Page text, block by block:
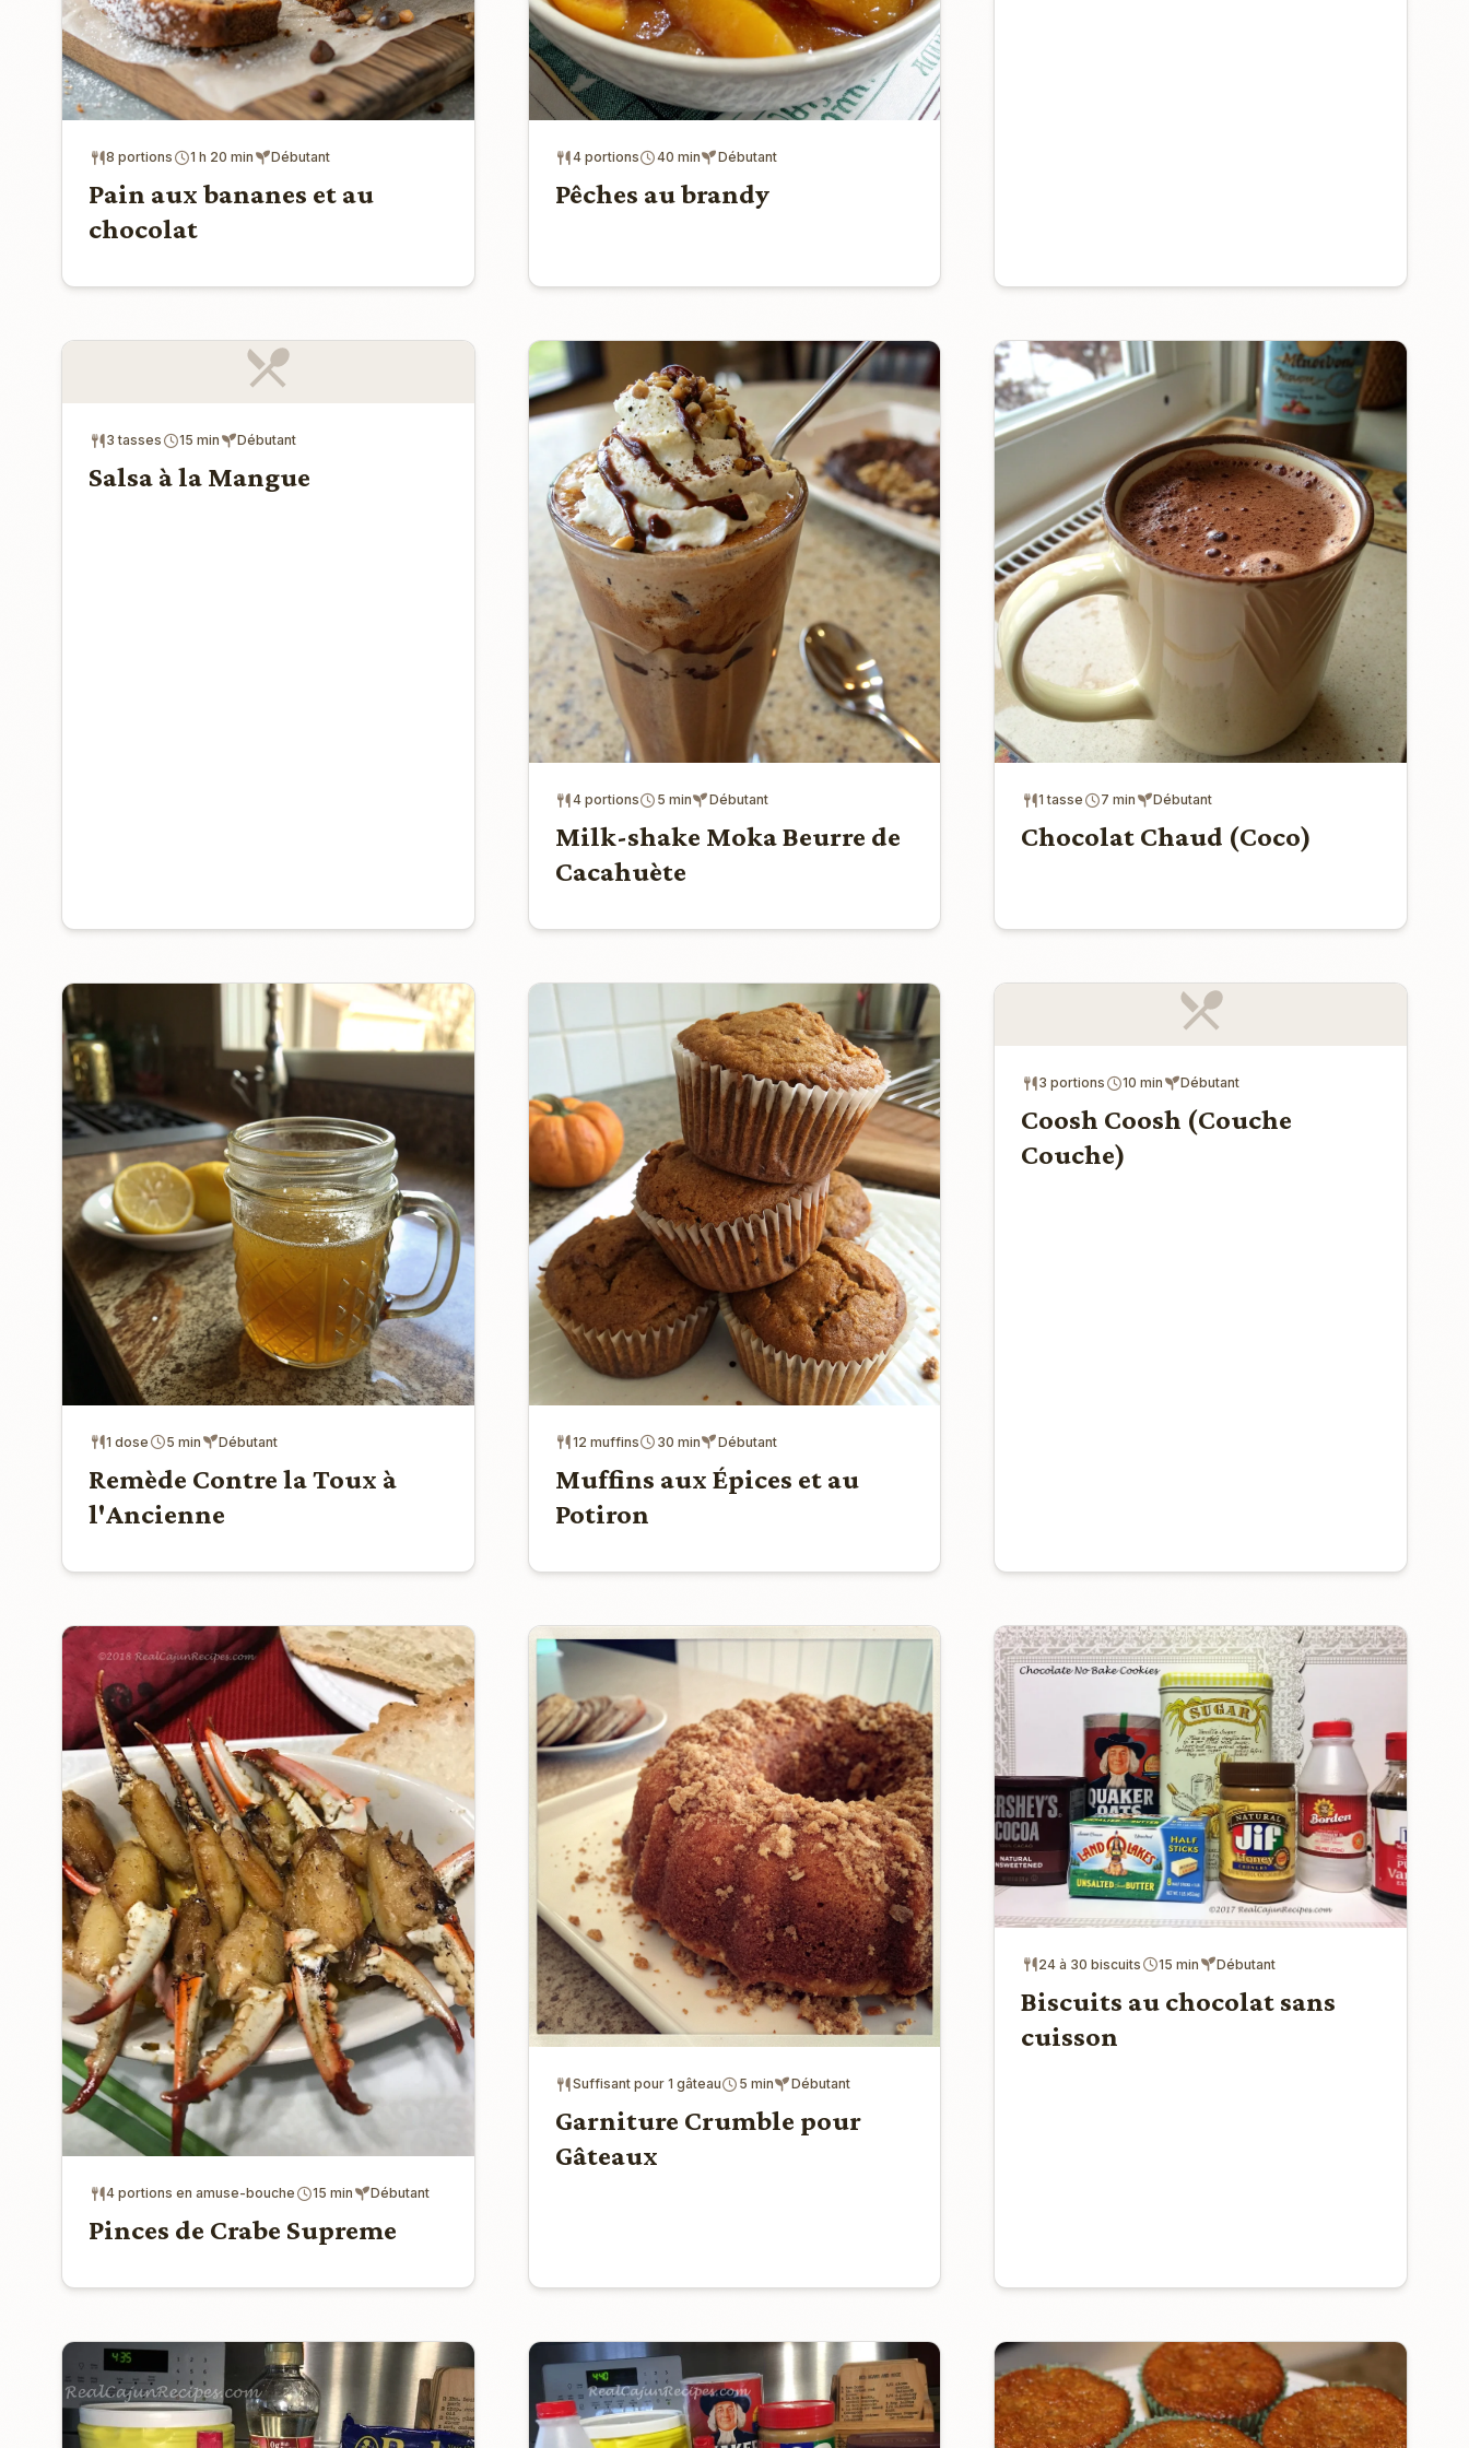
8 portions 1 h 20 min Débutant
Pain aux bananes et au
chocolat
4 portions 40 min Débutant
Pêches au brandy
3 tasses 15 min Débutant
Salsa à la Mangue
4 portions 5 min Débutant
Milk-shake Moka Beurre de
Cacahuète
1 tasse 7 min Débutant
Chocolat Chaud (Coco)
1 dose 5 min Débutant
Remède Contre la Toux à
l'Ancienne
12 muffins 30 min Débutant
Muffins aux Épices et au
Potiron
3 portions 10 min Débutant
Coosh Coosh (Couche
Couche)
4 portions en amuse-bouche 15 min Débutant
Pinces de Crabe Supreme
Suffisant pour 1 gâteau 5 min Débutant
Garniture Crumble pour
Gâteaux
24 à 30 biscuits 15 min Débutant
Biscuits au chocolat sans
cuisson